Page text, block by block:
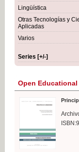
Lingüística
Otras Tecnologías y
Aplicadas
Varios
Series [+/-]
Open